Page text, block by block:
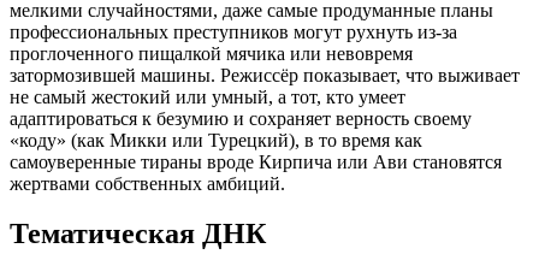
мелкими случайностями, даже самые продуманные планы
профессиональных преступников могут рухнуть из-за
проглоченного пищалкой мячика или невовремя
затормозившей машины. Режиссёр показывает, что выживает
не самый жестокий или умный, а тот, кто умеет
адаптироваться к безумию и сохраняет верность своему
«коду» (как Микки или Турецкий), в то время как
самоуверенные тираны вроде Кирпича или Ави становятся
жертвами собственных амбиций.
Тематическая ДНК